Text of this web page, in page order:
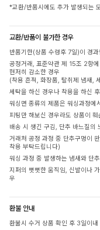
*교환/반품시에도 추가 발생되는
교환/반품이 불가한 경우
반품기한(상품 수령후 7일)이 경과
공정거래, 표준약관 제 15조 2항
현저히 감소한 경우
(착용 흔적, 화장품, 탈취제 냄새,
세탁을 하신 경우나 착용을 하신
워싱면 종류의 제품은 워싱과정에
피팅만 해보신 경우라도 상품이
배송 시 생긴 구김, 단추 바느질의
거래처 공정 과정 중 단추구멍이
착용 부탁드립니다)
워싱 과정 중 발생하는 냄새와 단
지퍼의 뻣뻣한 움직임, 신발이나
우
환불 안내
환불시 수거 상품 확인 후 3일이